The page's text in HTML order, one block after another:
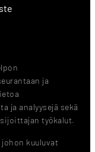
ja
ja analyysejä sekä
työkalut.
kuuluvat